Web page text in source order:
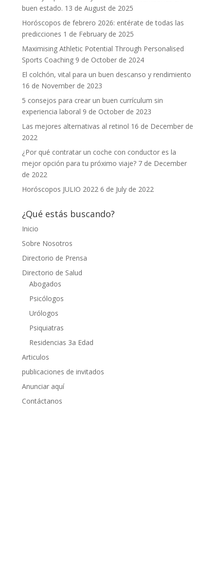
buen estado. 13 de August de 2025
Horóscopos de febrero 2026: entérate de todas las
predicciones 1 de February de 2025
Maximising Athletic Potential Through Personalised
Sports Coaching 9 de October de 2024
El colchón, vital para un buen descanso y rendimiento
16 de November de 2023
5 consejos para crear un buen currículum sin
experiencia laboral 9 de October de 2023
Las mejores alternativas al retinol 16 de December de
2022
¿Por qué contratar un coche con conductor es la
mejor opción para tu próximo viaje? 7 de December
de 2022
Horóscopos JULIO 2022 6 de July de 2022
¿Qué estás buscando?
Inicio
Sobre Nosotros
Directorio de Prensa
Directorio de Salud
Abogados
Psicólogos
Urólogos
Psiquiatras
Residencias 3a Edad
Articulos
publicaciones de invitados
Anunciar aquí
Contáctanos